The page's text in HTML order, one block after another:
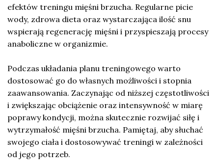
efektów treningu mięśni brzucha. Regularne picie
wody, zdrowa dieta oraz wystarczająca ilość snu
wspierają regenerację mięśni i przyspieszają procesy
anaboliczne w organizmie.
Podczas układania planu treningowego warto
dostosować go do własnych możliwości i stopnia
zaawansowania. Zaczynając od niższej częstotliwości
i zwiększając obciążenie oraz intensywność w miarę
poprawy kondycji, można skutecznie rozwijać siłę i
wytrzymałość mięśni brzucha. Pamiętaj, aby słuchać
swojego ciała i dostosowywać treningi w zależności
od jego potrzeb.